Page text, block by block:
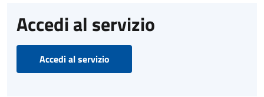
Accedi al servizio
Accedi al servizio